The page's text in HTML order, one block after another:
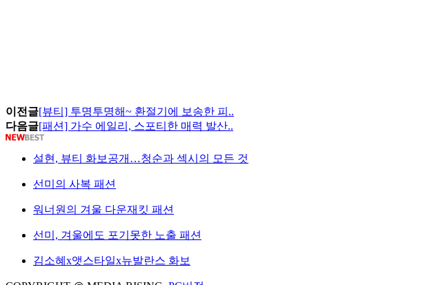
이전글[뷰티] 투명투명해~ 환절기에 보송한 피..
다음글[패션] 가수 에일리, 스포티한 매력 발산..
설현, 뷰티 화보공개…청순과 섹시의 모든 것
선미의 사복 패션
워너원의 겨울 다운재킷 패션
선미, 겨울에도 포기못한 노출 패션
김소혜x앳스타일x뉴발란스 화보